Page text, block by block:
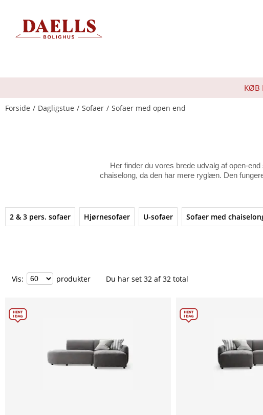
KØB
Forside Dagligstue Sofaer Sofaer med open end
Her finder du vores brede udvalg af open-
chaiselong, da den har mere ryglæn. Den
2 & 3 pers. sofaer Hjørnesofaer U-sofaer Sofaer med
Vis: produkter Du har set 32 af 32 total